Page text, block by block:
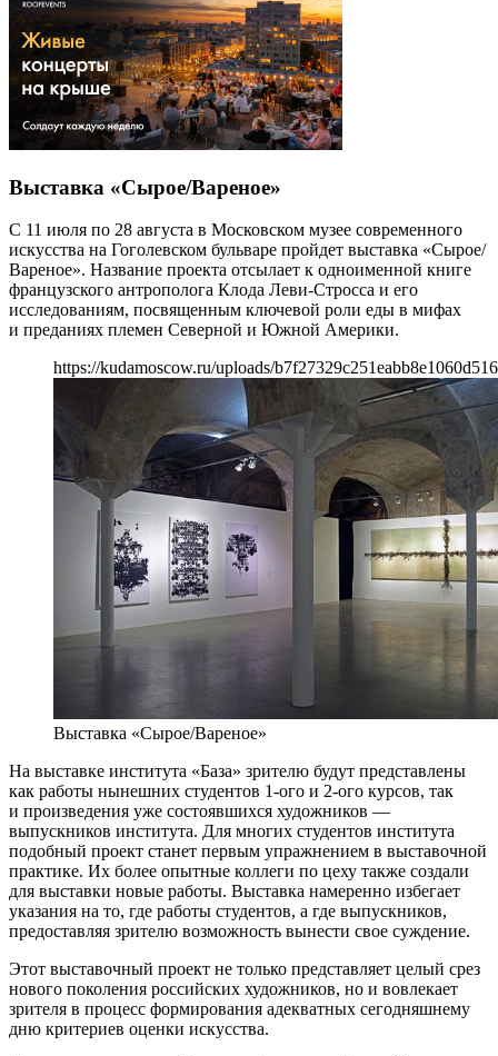
Выставка «Сырое/Вареное»
С 11 июля по 28 августа в Московском музее современного
искусства на Гоголевском бульваре пройдет выставка «Сырое/
Вареное». Название проекта отсылает к одноименной книге
французского антрополога Клода Леви-Стросса и его
исследованиям, посвященным ключевой роли еды в мифах
и преданиях племен Северной и Южной Америки.
https://kudamoscow.ru/uploads/
Выставка «Сырое/Вареное»
На выставке института «База» зрителю будут представлены
как работы нынешних студентов 1-ого и 2-ого курсов, так
и произведения уже состоявшихся художников —
выпускников института. Для многих студентов института
подобный проект станет первым упражнением в выставочной
практике. Их более опытные коллеги по цеху также создали
для выставки новые работы. Выставка намеренно избегает
указания на то, где работы студентов, а где выпускников,
предоставляя зрителю возможность вынести свое суждение.
Этот выставочный проект не только представляет целый срез
нового поколения российских художников, но и вовлекает
зрителя в процесс формирования адекватных сегодняшнему
дню критериев оценки искусства.